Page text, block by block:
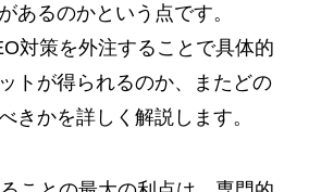
あるのかという点です。
対策を外注することで具体的
トが得られるのか、またどの
きかを詳しく解説します。